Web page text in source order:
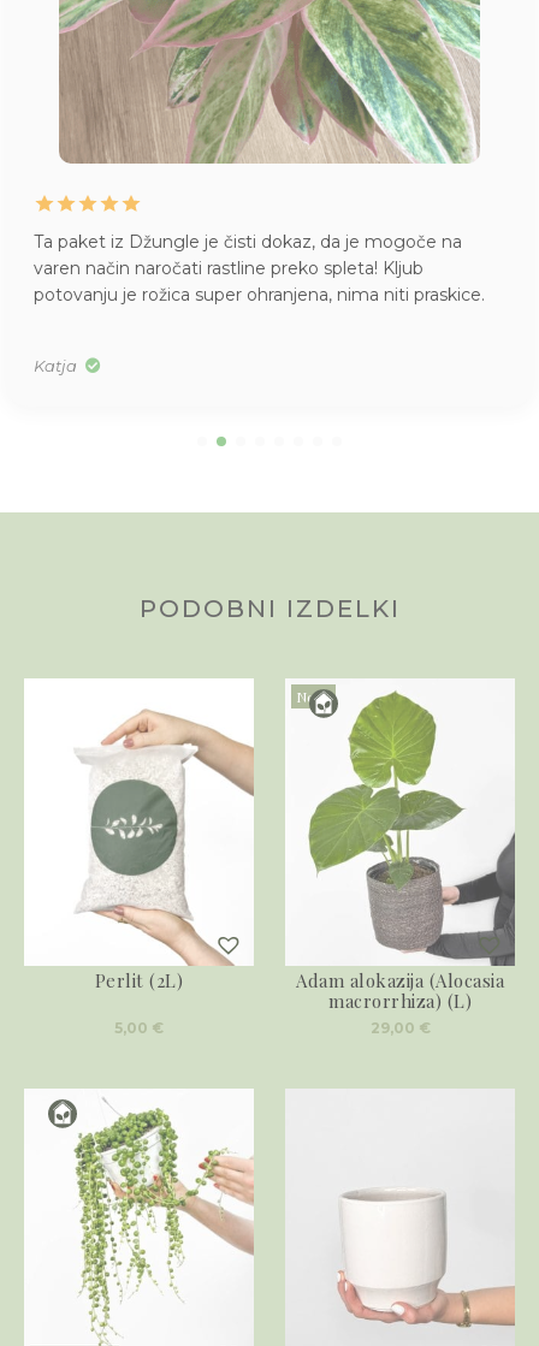
Ta paket iz Džungle je čisti dokaz, da je mogoče na
varen način naročati rastline preko spleta! Kljub
potovanju je rožica super ohranjena, nima niti praskice.
Katja
PODOBNI IZDELKI
Perlit (2L)
5,00 €
Novo
Adam alokazija (Alocasia
macrorrhiza) (L)
29,00 €